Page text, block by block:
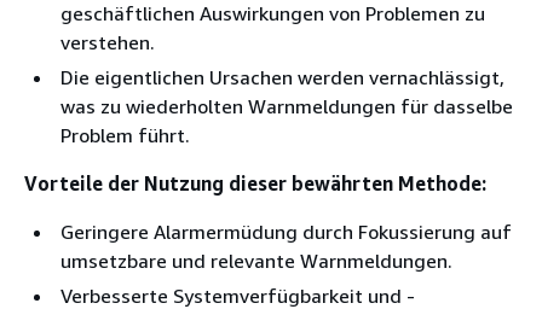
geschäftlichen Auswirkungen von Problemen zu
verstehen.
Die eigentlichen Ursachen werden vernachlässigt,
was zu wiederholten Warnmeldungen für dasselbe
Problem führt.
Vorteile der Nutzung dieser bewährten Methode:
Geringere Alarmermüdung durch Fokussierung auf
umsetzbare und relevante Warnmeldungen.
Verbesserte Systemverfügbarkeit und -